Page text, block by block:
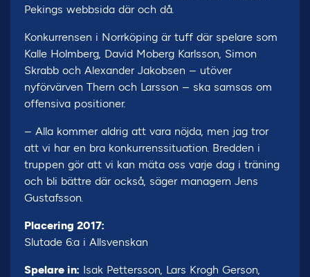
Pekings webbsida där och då.
Konkurrensen i Norrköping är tuff där spelare som
Kalle Holmberg, David Moberg Karlsson, Simon
Skrabb och Alexander Jakobsen – utöver
nyförvärven Thern och Larsson – ska samsas om
offensiva positioner.
– Alla kommer aldrig att vara nöjda, men jag tror
att vi har en bra konkurrenssituation. Bredden i
truppen gör att vi kan mäta oss varje dag i träning
och bli bättre där också, säger managern Jens
Gustafsson.
Placering 2017:
Slutade 6:a i Allsvenskan
Spelare in: Isak Pettersson, Lars Krogh Gerson,